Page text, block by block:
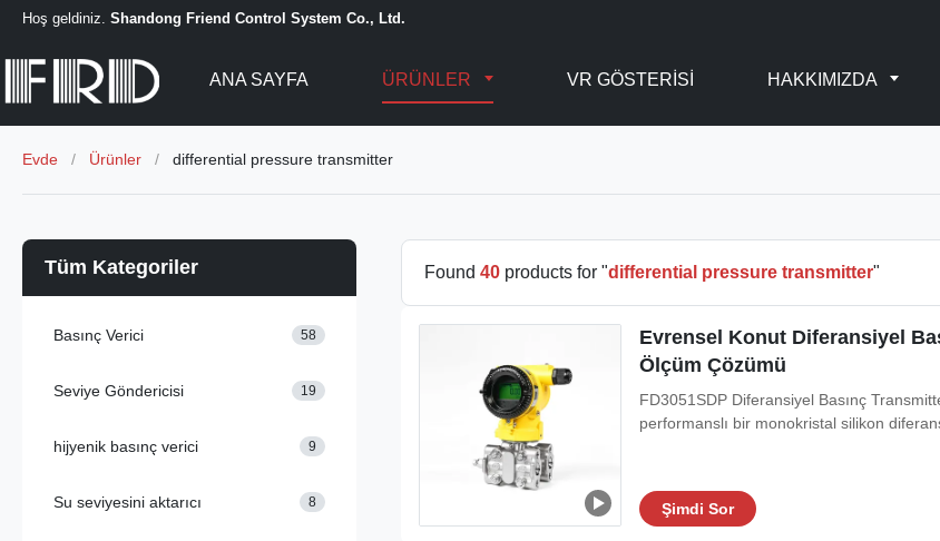
Hoş geldiniz. Shandong Friend Control System Co., Ltd.
ANA SAYFA ÜRÜNLER VR GÖSTERISI HAKKIMIZDA
Evde / Ürünler / differential pressure transmitter
Tüm Kategoriler
Basınç Verici 58
Seviye Göndericisi 19
hijyenik basınç verici 9
Su seviyesini aktarıcı 8
Found 40 products for "differential pressure transmitter"
Evrensel Konut Diferansiyel
Ölçüm Çözümü
FD3051SDP Diferansiyel Basınç
performanslı bir monokristal silikon
Şimdi Sor